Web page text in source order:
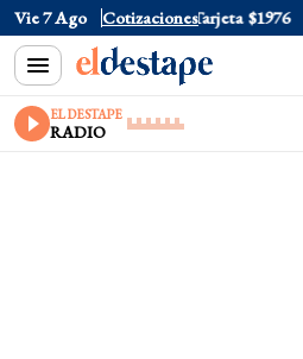
Vie 7 Ago Cotizaciones
$1520 Dólar Tarjeta $1976
EL DESTAPE
RADIO